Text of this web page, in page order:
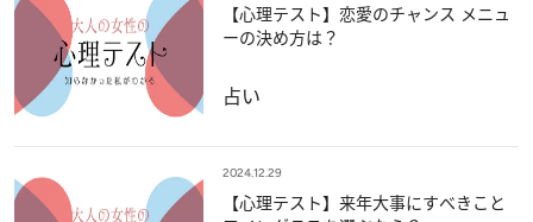
【心理テスト】恋愛のチャンス メニュ
ーの決め方は？
占い
2024.12.29
【心理テスト】来年大事にすべきこと